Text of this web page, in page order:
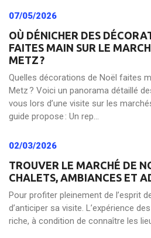
07/05/2026
OÙ DÉNICHER DES
FAITES MAIN SUR LE
METZ ?
Quelles décorations de Noël faites
Metz ? Voici un panorama détaillé
vous lors d’une visite sur les
guide propose : Un rep...
02/03/2026
TROUVER LE MARCHÉ DE
CHALETS, AMBIANCES ET
Pour profiter pleinement de l’esprit
d’anticiper sa visite. L’expérience
riche, à condition de connaître les